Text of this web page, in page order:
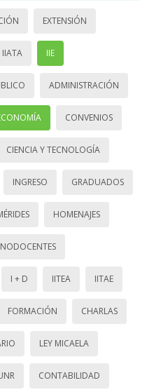
EXTENSIÓN
IIATA IIE
ADMINISTRACIÓN
CONVENIOS
CIENCIA Y TECNOLOGÍA
INGRESO GRADUADOS
HOMENAJES
NODOCENTES
I + D IITEA IITAE
FORMACIÓN CHARLAS
LEY MICAELA
CONTABILIDAD